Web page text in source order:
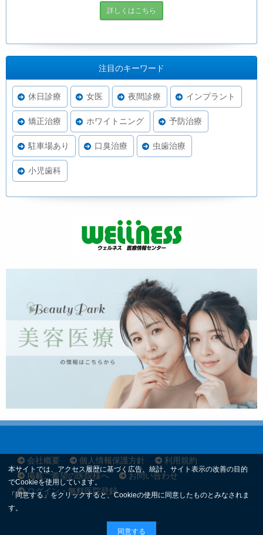
詳しくはこちら
注目のキーワード
休日診療 女医 夜間診療 インプラント
矯正治療 ホワイトニング 予防治療
駐車場あり 口臭治療 虫歯治療
小児歯科
会社概要 個人情報保護方針
利用規約
掲載ご希望の医院様へ
お問い合わせ
ログイン・無料医院登録
本サイトでは、アクセス履歴に基づく広告、統計、サイト表示の改善の目的
でCookieを使用しています。
「同意する」をクリックすると、Cookieの使用に同意したものとみなされま
す。
同意する